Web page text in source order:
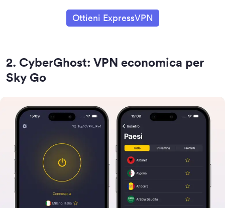
Ottieni ExpressVPN
2. CyberGhost: VPN economica per
Sky Go